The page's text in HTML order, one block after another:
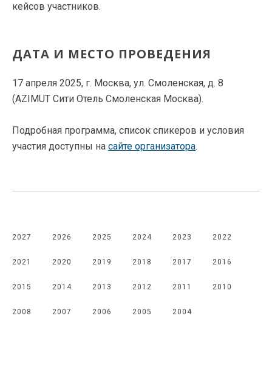
кейсов участников.
ДАТА И МЕСТО ПРОВЕДЕНИЯ
17 апреля 2025, г. Москва, ул. Смоленская, д. 8
(AZIMUT Сити Отель Смоленская Москва).
Подробная программа, список спикеров и условия
участия доступны на сайте организатора.
2027 2026 2025 2024 2023 2022
2021 2020 2019 2018 2017 2016
2015 2014 2013 2012 2011 2010
2008 2007 2006 2005 2004